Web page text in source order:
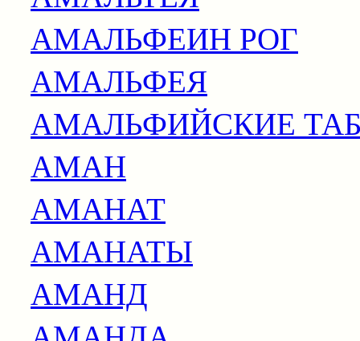
АМАЛЬФЕИН РОГ
АМАЛЬФЕЯ
АМАЛЬФИЙСКИЕ
АМАН
АМАНАТ
АМАНАТЫ
АМАНД